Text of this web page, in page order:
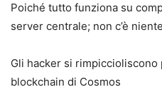
Poiché tutto funziona su
server centrale; non c’è
Gli hacker si
blockchain di Cosmos